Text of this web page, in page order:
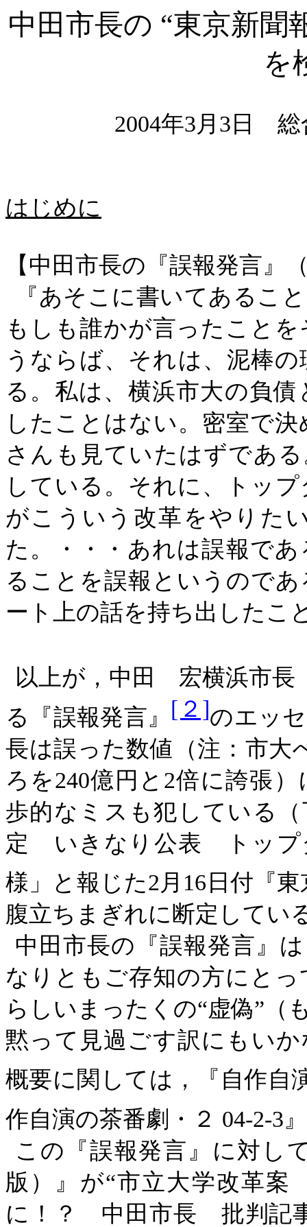
中田市長の “東京新聞
を
2004年3月3日
はじめに
【中田市長の『誤報発言』
『あそこに書いてあるこ
もしも誰かが言ったこと
うならば、それは、泥棒
る。私は、横浜市大の負
したことはない。密室で
さんも見ていたはずであ
している。それに、トッ
がこういう改革をやりた
た。・・・あれは誤報で
ることを誤報というので
ート上の話を持ち出したこ
以上が，中田 宏横浜市長
る『誤報発言』 [２]のエッ
長は誤った数値（注：市大
ろを240億円と2倍に誇張
歩的なミスも犯している
定 いきなり公表 トップ
様」と報じた2月16日付『
腹立ちまぎれに断定してい
中田市長の『誤報発言』
なりともご存知の方にと
らしいまったくの“虚偽”（
黙って見過ごす訳にもい
概要に関しては，『自作自
作自演の茶番劇・２ 04-2-3』
この『誤報発言』に対し
版）』が“市立大学改革
に！？ 中田市長 批判記